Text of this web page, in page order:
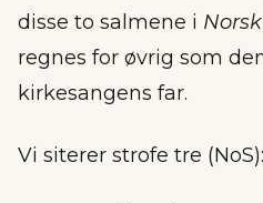
disse to salmene i
regnes for øvrig som
kirkesangens far.
Vi siterer strofe tre (NoS):